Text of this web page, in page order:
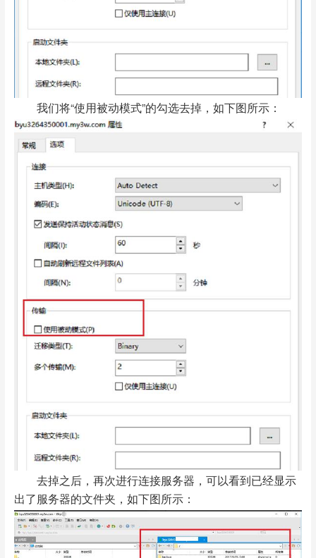
我们将“使用被动模式”的勾选去掉，如下图所示：
去掉之后，再次进行连接服务器，可以看到已经显示
出了服务器的文件夹，如下图所示：